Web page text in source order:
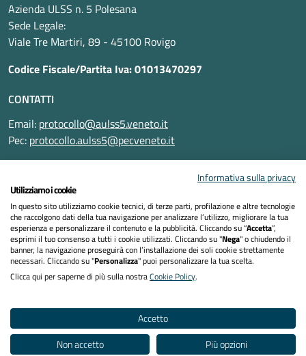
Azienda ULSS n. 5 Polesana
Sede Legale:
Viale Tre Martiri, 89 - 45100 Rovigo
Codice Fiscale/Partita Iva: 01013470297
CONTATTI
Email: protocollo@aulss5.veneto.it
Pec: protocollo.aulss5@pecveneto.it
Informativa privacy
Dichiarazione di accessibilità
Mappa del sito
Informativa sulla privacy
Utilizziamo i cookie
In questo sito utilizziamo cookie tecnici, di terze parti, profilazione e altre tecnologie
che raccolgono dati della tua navigazione per analizzare l’utilizzo, migliorare la tua
esperienza e personalizzare il contenuto e la pubblicità. Cliccando su “Accetta”,
esprimi il tuo consenso a tutti i cookie utilizzati. Cliccando su "Nega" o chiudendo il
banner, la navigazione proseguirà con l’installazione dei soli cookie strettamente
necessari. Cliccando su "Personalizza" puoi personalizzare la tua scelta.
Clicca qui per saperne di più sulla nostraCookie Policy.
Accetto
Non accetto
Più opzioni